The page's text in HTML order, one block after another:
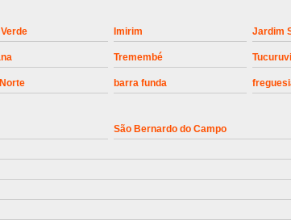
Conserto de Motor de
Manutenção de Motor de
Manutenção em Motor de
Manutenção Motor Portão Eletrônico
Imirim Jardim
Tremembé Tucuruvi
barra funda
São Bernardo do Campo